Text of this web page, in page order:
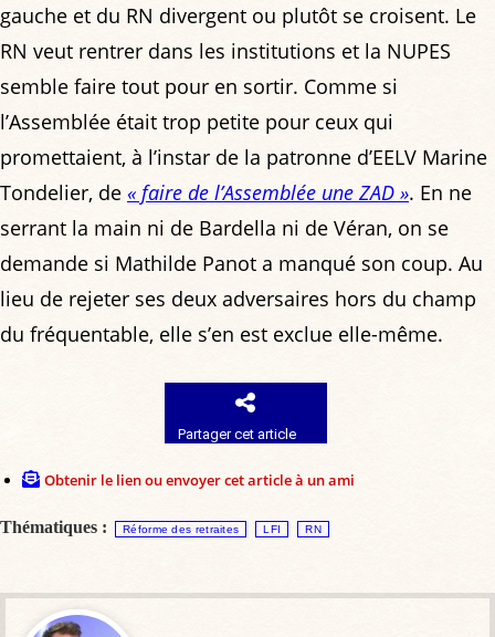
gauche et du RN divergent ou plutôt se croisent. Le
RN veut rentrer dans les institutions et la NUPES
semble faire tout pour en sortir. Comme si
l’Assemblée était trop petite pour ceux qui
promettaient, à l’instar de la patronne d’EELV Marine
Tondelier, de « faire de l’Assemblée une ZAD ». En ne
serrant la main ni de Bardella ni de Véran, on se
demande si Mathilde Panot a manqué son coup. Au
lieu de rejeter ses deux adversaires hors du champ
du fréquentable, elle s’en est exclue elle-même.
Partager cet article
Obtenir le lien ou envoyer cet article à un ami
Thématiques : Réforme des retraites LFI RN